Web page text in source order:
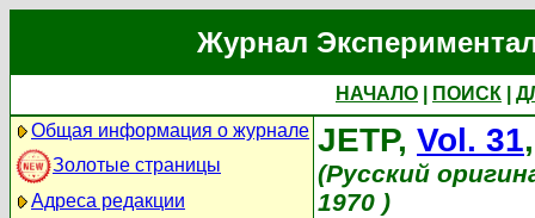
Журнал
НАЧАЛО ПОИСК
Общая информация о журнале
Золотые страницы
Адреса редакции
JETP, Vol. 31
(Русский
1970 )